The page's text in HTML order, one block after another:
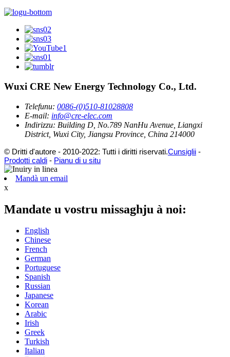
Wuxi CRE New Energy Technology Co., Ltd.
Telefunu: 0086-(0)510-81028808
E-mail: info@cre-elec.com
Indirizzu: Building D, No.789 NanHu Avenue, Liangxi
District, Wuxi City, Jiangsu Province, China 214000
© Dritti d'autore - 2010-2022: Tutti i diritti riservati.Cunsiglii -
Prodotti caldi - Pianu di u situ
Mandà un email
x
Mandate u vostru missaghju à noi:
English
Chinese
French
German
Portuguese
Spanish
Russian
Japanese
Korean
Arabic
Irish
Greek
Turkish
Italian